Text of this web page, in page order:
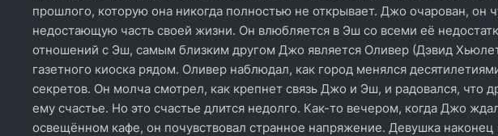
прошлого, которую она никогда полностью не открывает. Джо очарован, он
недостающую часть своей жизни. Он влюбляется в Эш со всеми её
отношений с Эш, самым близким другом Джо является Оливер (Дэвид
газетного киоска рядом. Оливер наблюдал, как город менялся
секретов. Он молча смотрел, как крепнет связь Джо и Эш, и радовался, что
ему счастье. Но это счастье длится недолго. Как-то вечером, когда Джо
освещённом кафе, он почувствовал странное напряжение. Девушка